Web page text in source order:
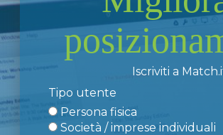
Iscriviti a
Tipo utente
Persona fisica
Società / imprese individuali